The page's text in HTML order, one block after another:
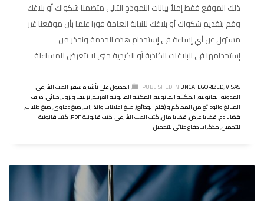
ذلك الموقع فقط إملأ بيانات النموذج التالى متضمنا شكواك أو بلاغك
وقم بتقديم شكواك أو بلاغك للنيابة العامة فورا علما بأن موقعنا غير
مسئول عن أي إساءة فى إستخدام هذه الخدمة ونحذر من
إستخدامها فى البلاغات الكاذبة أو الكيدية حتى لا تتعرض للمساءلة
PUBLISHED IN UNCATEGORIZED,VISAS
,الحصول على تأشيرة سفر,الطب الشرعي,
المدونة القانونية,المكتبة القانونية,المكتبة القانونية العربية,تزييف وتزوير,جنائى,صرف
المبالغ والودائع من المحاكم و (قلم الودائع),صيغ اعلانات وانذارات,صيغ دعاوى,صيغ طلبات,
قضايا دم,قضايا عرض,قضايا مال,كتب الطب الشرعي,كتب قانونية PDF ,كتب قانونية
للتحميل,مذكرات دفاع جنائي للتحميل